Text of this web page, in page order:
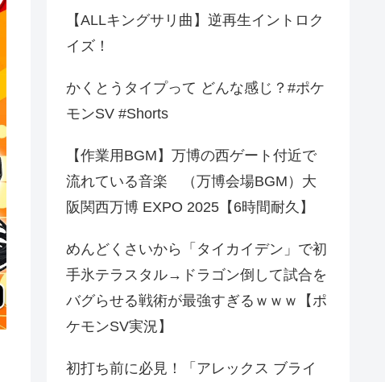
【ALLキングサリ曲】逆再生イントロク
イズ！
かくとうタイプって どんな感じ？#ポケ
モンSV #Shorts
【作業用BGM】万博の西ゲート付近で
流れている音楽 （万博会場BGM）大
阪関西万博 EXPO 2025【6時間耐久】
めんどくさいから「タイカイデン」で初
手氷テラスタル→ドラゴン倒して試合を
バグらせる戦術が最強すぎるｗｗｗ【ポ
ケモンSV実況】
初打ち前に必見！「アレックス ブライ